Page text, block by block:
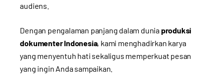
audiens.
Dengan pengalaman panjang dalam duniaproduksi
dokumenter Indonesia, kami menghadirkan karya
yang menyentuh hati sekaligus memperkuat pesan
yang ingin Anda sampaikan.